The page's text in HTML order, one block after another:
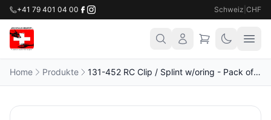
+41 79 401 04 00 Schweiz CHF
Home Produkte 131-452 RC Clip / Splint w/oring - Pack of 10